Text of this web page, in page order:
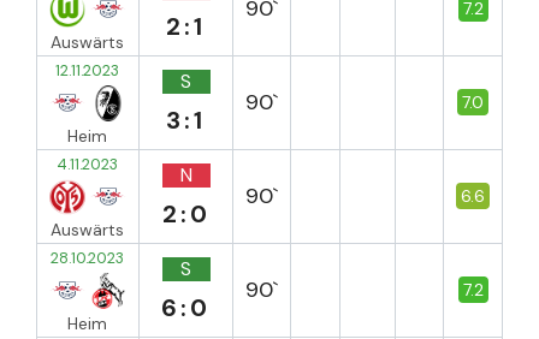
Auswärts 2:1
90` 7.2
12.11.2023
Heim
S
3:1
90` 7.0
4.11.2023
Auswärts
N
2:0
90` 6.6
28.10.2023
Heim
S
6:0
90` 7.2